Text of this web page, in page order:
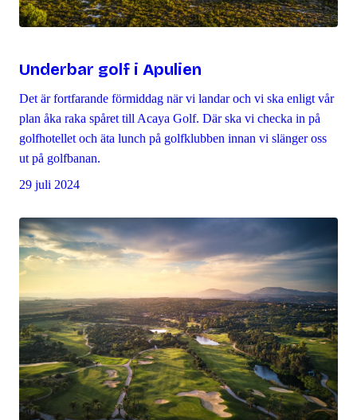
Underbar golf i Apulien
Det är fortfarande förmiddag när vi landar och vi ska enligt vår
plan åka raka spåret till Acaya Golf. Där ska vi checka in på
golfhotellet och äta lunch på golfklubben innan vi slänger oss
ut på golfbanan.
29 juli 2024